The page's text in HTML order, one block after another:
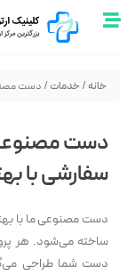
خانه/خدمات/ دست
دست
سفارشی با
دست مصنوعی ما با
ساخته می‌شود. هر
دست شما طراحی